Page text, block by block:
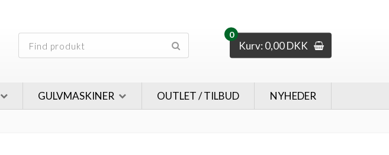
0
Kurv: 0,00 DKK
GULVMASKINER OUTLET / TILBUD NYHEDER